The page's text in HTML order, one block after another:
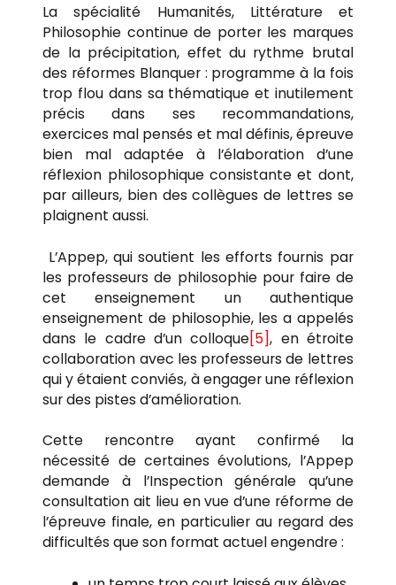
La spécialité Humanités, Littérature et
Philosophie continue de porter les marques
de la précipitation, effet du rythme brutal
des réformes Blanquer : programme à la fois
trop flou dans sa thématique et inutilement
précis dans ses recommandations,
exercices mal pensés et mal définis, épreuve
bien mal adaptée à l’élaboration d’une
réflexion philosophique consistante et dont,
par ailleurs, bien des collègues de lettres se
plaignent aussi.
L’Appep, qui soutient les efforts fournis par
les professeurs de philosophie pour faire de
cet enseignement un authentique
enseignement de philosophie, les a appelés
dans le cadre d’un colloque[5], en étroite
collaboration avec les professeurs de lettres
qui y étaient conviés, à engager une réflexion
sur des pistes d’amélioration.
Cette rencontre ayant confirmé la
nécessité de certaines évolutions, l’Appep
demande à l’Inspection générale qu’une
consultation ait lieu en vue d’une réforme de
l’épreuve finale, en particulier au regard des
difficultés que son format actuel engendre :